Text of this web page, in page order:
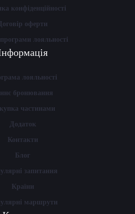
конфіденційності
оферти
лояльності
лояльності
бронювання
частинами
Додаток
Контакти
Блог
запитання
Країни
маршрути